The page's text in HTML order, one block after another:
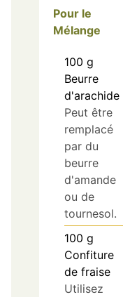
Pour le
Mélange
100 g
Beurre
d'arachide
Peut être
remplacé
par du
beurre
d'amande
ou de
tournesol.
100 g
Confiture
de fraise
Utilisez